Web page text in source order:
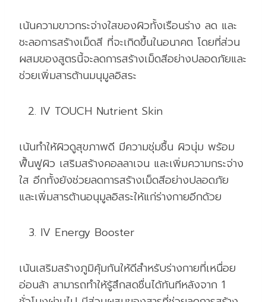
เน้นความขาวกระจ่างใสของผิวทั้งเรือนร่าง ลด และ
ชะลอการสร้างเม็ดสี ที่จะเกิดขึ้นในอนาคต โดยที่ส่วน
ผสมของสูตรนี้จะลดการสร้างเม็ดสีอย่างปลอดภัยและ
ช่วยเพิ่มสารต้านมนุมูลอิสระ
IV TOUCH Nutrient Skin
เน้นทำให้ผิวดูสุขภาพดี มีความชุ่มชื้น ผิวนุ่ม พร้อม
ฟื้นฟูผิว เสริมสร้างคอลลาเจน และเพิ่มความกระจ่าง
ใส อีกทั้งยังช่วยลดการสร้างเม็ดสีอย่างปลอดภัย
และเพิ่มสารต้านอนุมูลอิสระให้แก่ร่างกายอีกด้วย
IV Energy Booster
เน้นเสริมสร้างภูมิคุ้มกันให้ดีสำหรับร่างกายที่เหนื่อย
อ่อนล้า สามารถทำให้รู้สึกสดชื่นได้ทันทีหลังจาก 1